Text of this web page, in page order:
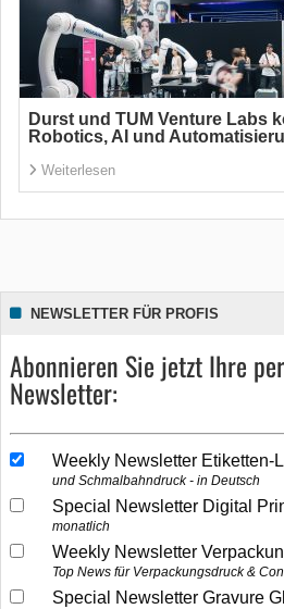
Durst und TUM Venture Labs
Robotics, AI und
Weiterlesen
NEWSLETTER FÜR PROFIS
Abonnieren Sie jetzt Ihre
Newsletter:
Weekly Newsletter Etiketten-
und Schmalbahndruck - in Deutsch
Special Newsletter Digital
monatlich
Weekly Newsletter
Top News für Verpackungsdruck &
Special Newsletter Gravure